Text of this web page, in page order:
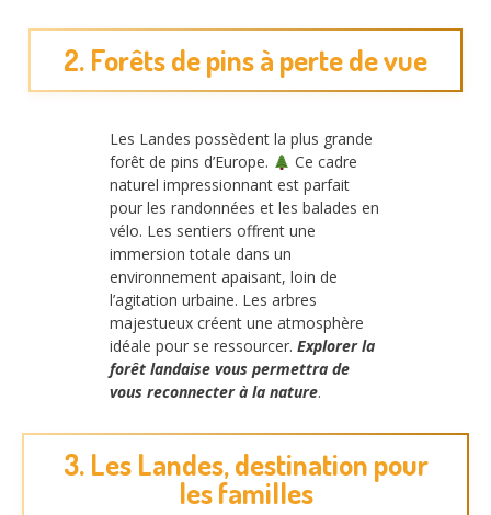
2. Forêts de pins à perte de vue
Les Landes possèdent la plus grande
forêt de pins d’Europe.
Ce cadre
naturel impressionnant est parfait
pour les randonnées et les balades en
vélo. Les sentiers offrent une
immersion totale dans un
environnement apaisant, loin de
l’agitation urbaine. Les arbres
majestueux créent une atmosphère
idéale pour se ressourcer. Explorer la
forêt landaise vous permettra de
vous reconnecter à la nature.
3. Les Landes, destination pour
les familles